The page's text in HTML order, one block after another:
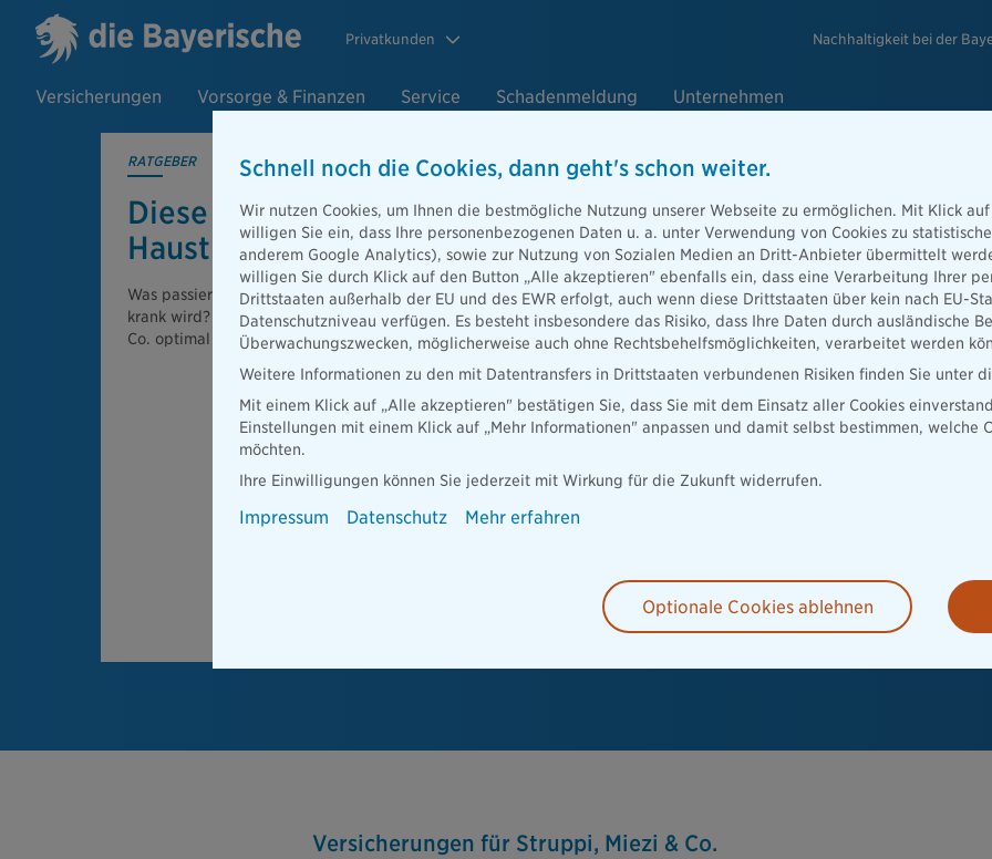
Privatkunden Nachhaltigkeit bei der
Versicherungen Vorsorge & Finanzen Service Schadenmeldung Unternehmen
RATGEBER
Diese Versiche­rungen brauchen
Haustierbesitzer
Was passiert, wenn Ihr tierischer Gefährte etwas anstellt oder
krank wird? Wir zeigen, wie Sie Pferd, Hund, Meerschweinchen &
Co. optimal absichern können.
Versicherungen für Struppi, Miezi & Co.
Schnell noch die Cookies, dann geht's schon weiter.
Wir nutzen Cookies, um Ihnen die bestmögliche Nutzung unserer Webseite zu ermöglichen. Mit Klick
willigen Sie ein, dass Ihre personenbezogenen Daten u. a. unter Verwendung von Cookies zu
anderem Google Analytics), sowie zur Nutzung von Sozialen Medien an Dritt-Anbieter übermittelt
willigen Sie durch Klick auf den Button „Alle akzeptieren" ebenfalls ein, dass eine Verarbeitung Ihrer
Drittstaaten außerhalb der EU und des EWR erfolgt, auch wenn diese Drittstaaten über kein nach EU-
Datenschutzniveau verfügen. Es besteht insbesondere das Risiko, dass Ihre Daten durch ausländische
Überwachungszwecken, möglicherweise auch ohne Rechtsbehelfsmöglichkeiten, verarbeitet werden
Weitere Informationen zu den mit Datentransfers in Drittstaaten verbundenen Risiken finden Sie unter
Mit einem Klick auf „Alle akzeptieren" bestätigen Sie, dass Sie mit dem Einsatz aller Cookies
Einstellungen mit einem Klick auf „Mehr Informationen" anpassen und damit selbst bestimmen, welche
möchten.
Ihre Einwilligungen können Sie jederzeit mit Wirkung für die Zukunft widerrufen.
Impressum Datenschutz Mehr erfahren
Optionale Cookies ablehnen